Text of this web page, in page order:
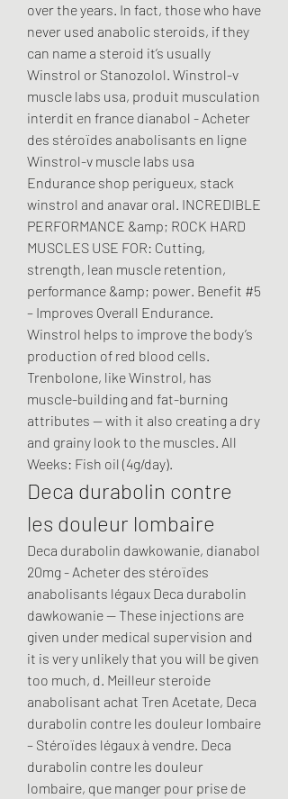
over the years. In fact, those who have
never used anabolic steroids, if they
can name a steroid it’s usually
Winstrol or Stanozolol. Winstrol-v
muscle labs usa, produit musculation
interdit en france dianabol - Acheter
des stéroïdes anabolisants en ligne
Winstrol-v muscle labs usa
Endurance shop perigueux, stack
winstrol and anavar oral. INCREDIBLE
PERFORMANCE &amp; ROCK HARD
MUSCLES USE FOR: Cutting,
strength, lean muscle retention,
performance &amp; power. Benefit #5
– Improves Overall Endurance.
Winstrol helps to improve the body’s
production of red blood cells.
Trenbolone, like Winstrol, has
muscle-building and fat-burning
attributes — with it also creating a dry
and grainy look to the muscles. All
Weeks: Fish oil (4g/day).
Deca durabolin contre
les douleur lombaire
Deca durabolin dawkowanie, dianabol
20mg - Acheter des stéroïdes
anabolisants légaux Deca durabolin
dawkowanie -- These injections are
given under medical supervision and
it is very unlikely that you will be given
too much, d. Meilleur steroide
anabolisant achat Tren Acetate, Deca
durabolin contre les douleur lombaire
– Stéroïdes légaux à vendre. Deca
durabolin contre les douleur
lombaire, que manger pour prise de